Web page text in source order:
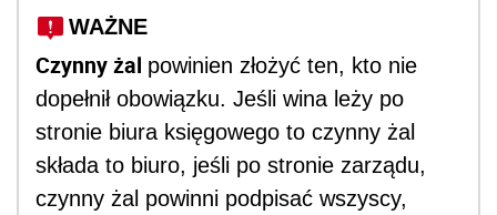
WAŻNE
Czynny żal powinien złożyć ten, kto nie
dopełnił obowiązku. Jeśli wina leży po
stronie biura księgowego to czynny żal
składa to biuro, jeśli po stronie zarządu,
czynny żal powinni podpisać wszyscy,